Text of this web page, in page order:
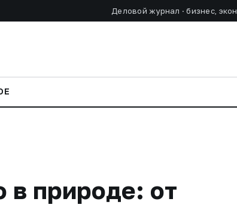
Деловой журнал · бизнес,
в природе: от